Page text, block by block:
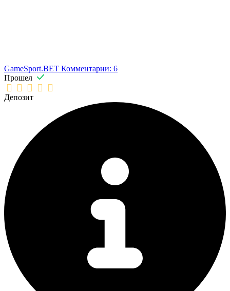
GameSport.BET Комментарии: 6
Прошел
Депозит